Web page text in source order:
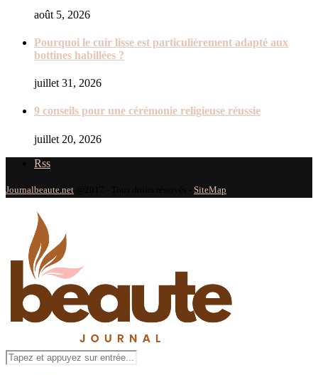
août 5, 2026
Pourquoi le cuir lisse est particulièrement adapté aux
bottines habillées ?
juillet 31, 2026
9 conseils pour une cérémonie religieuse réussie
juillet 20, 2026
Rss
Journalbeaute.net SiteMap